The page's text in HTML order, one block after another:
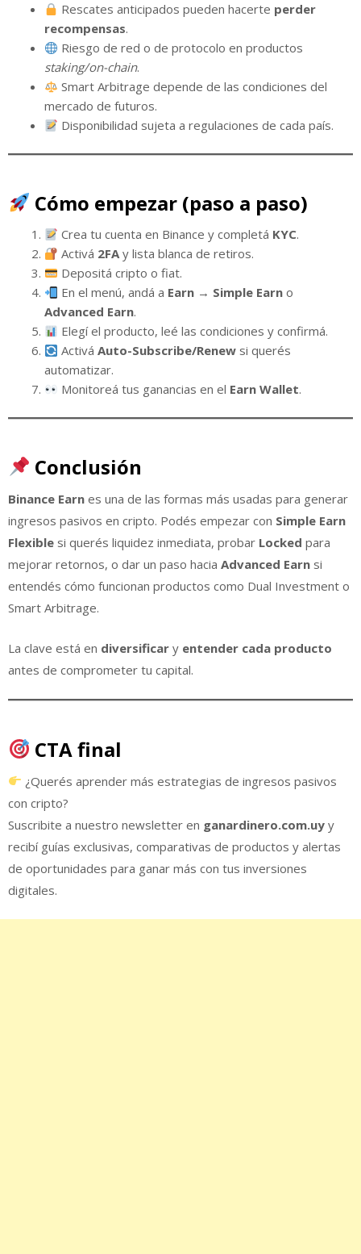
Rescates anticipados pueden hacerte perder
recompensas.
Riesgo de red o de protocolo en productos
staking/on-chain.
Smart Arbitrage depende de las condiciones del
mercado de futuros.
Disponibilidad sujeta a regulaciones de cada país.
Cómo empezar (paso a paso)
Crea tu cuenta en Binance y completá KYC.
Activá 2FAy lista blanca de retiros.
Depositá cripto o fiat.
En el menú, andá a Earn → Simple Earn o
Advanced Earn.
Elegí el producto, leé las condiciones y confirmá.
ActiváAuto-Subscribe/Renew si querés
automatizar.
Monitoreá tus ganancias en el Earn Wallet.
Conclusión
Binance Earn es una de las formas más usadas para generar
ingresos pasivos en cripto. Podés empezar con Simple Earn
Flexible si querés liquidez inmediata, probar Locked para
mejorar retornos, o dar un paso hacia Advanced Earn si
entendés cómo funcionan productos como Dual Investment o
Smart Arbitrage.
La clave está en diversificar y entender cada producto
antes de comprometer tu capital.
CTA final
¿Querés aprender más estrategias de ingresos pasivos
con cripto?
Suscribite a nuestro newsletter en ganardinero.com.uy y
recibí guías exclusivas, comparativas de productos y alertas
de oportunidades para ganar más con tus inversiones
digitales.